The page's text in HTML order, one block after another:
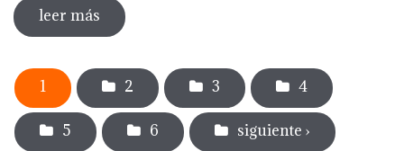
leer más sobre diada de la flor - l'ou com balla a la
font
Páginas
1 2 3 4
5 6 siguiente ›